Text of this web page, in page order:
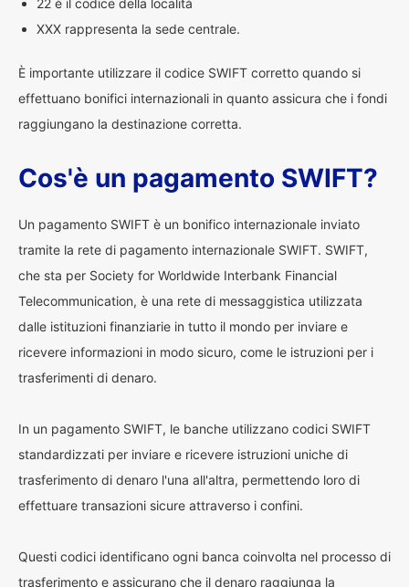
22 è il codice della località
XXX rappresenta la sede centrale.
È importante utilizzare il codice SWIFT corretto quando si
effettuano bonifici internazionali in quanto assicura che i fondi
raggiungano la destinazione corretta.
Cos'è un pagamento SWIFT?
Un pagamento SWIFT è un bonifico internazionale inviato
tramite la rete di pagamento internazionale SWIFT. SWIFT,
che sta per Society for Worldwide Interbank Financial
Telecommunication, è una rete di messaggistica utilizzata
dalle istituzioni finanziarie in tutto il mondo per inviare e
ricevere informazioni in modo sicuro, come le istruzioni per i
trasferimenti di denaro.
In un pagamento SWIFT, le banche utilizzano codici SWIFT
standardizzati per inviare e ricevere istruzioni uniche di
trasferimento di denaro l'una all'altra, permettendo loro di
effettuare transazioni sicure attraverso i confini.
Questi codici identificano ogni banca coinvolta nel processo di
trasferimento e assicurano che il denaro raggiunga la